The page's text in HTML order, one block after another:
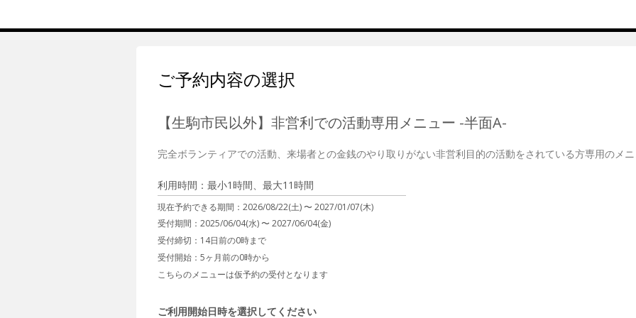
ご予約内容の選択
【生駒市民以外】非営利での活動専用メニュー -半面A-
完全ボランティアでの活動、来場者との金銭のやり取りがない非営利目的の活動をされている方専用のメ
利用時間：最小1時間、最大11時間
現在予約できる期間： 2026/08/22(土) 〜2027/01/07(木)
受付期間：2025/06/04(水) 〜 2027/06/04(金)
受付締切： 14日前の0時まで
受付開始： 5ヶ月前の0時から
こちらのメニューは仮予約の受付となります
ご利用開始日時を選択してください